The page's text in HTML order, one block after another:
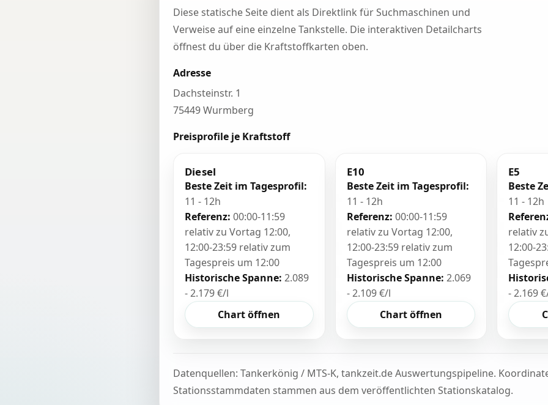
Diese statische Seite dient als Direktlink für Suchmaschinen und
Verweise auf eine einzelne Tankstelle. Die interaktiven Detailcharts
öffnest du über die Kraftstoffkarten oben.
Adresse
Dachsteinstr. 1
75449 Wurmberg
Preisprofile je Kraftstoff
Diesel
Beste Zeit im Tagesprofil:
11 - 12h
Referenz: 00:00-11:59
relativ zu Vortag 12:00,
12:00-23:59 relativ zum
Tagespreis um 12:00
Historische Spanne: 2.089
- 2.179 €/l
Chart öffnen
E10
Beste Zeit im Tagesprofil:
11 - 12h
Referenz: 00:00-11:59
relativ zu Vortag 12:00,
12:00-23:59 relativ zum
Tagespreis um 12:00
Historische Spanne: 2.069
- 2.109 €/l
Chart öffnen
E5
Beste
11 - 12h
relativ
12:00-
- 2.169
Datenquellen: Tankerkönig / MTS-K, tankzeit.de Auswertungspipeline.
Stationsstammdaten stammen aus dem veröffentlichten Stationskatalog.